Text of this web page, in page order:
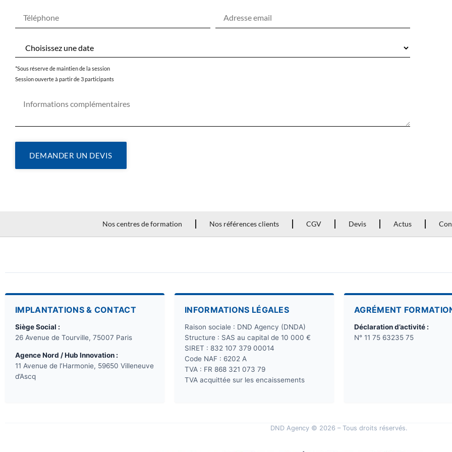
*Sous réserve de maintien de la session
Session ouverte à partir de 3 participants
DEMANDER UN DEVIS
Nos centres de formation Nos références clients CGV Devis Actus
IMPLANTATIONS & CONTACT
Siège Social :
26 Avenue de Tourville, 75007 Paris
Agence Nord / Hub Innovation :
11 Avenue de l’Harmonie, 59650 Villeneuve
d’Ascq
INFORMATIONS LÉGALES
Raison sociale : DND Agency (DNDA)
Structure : SAS au capital de 10 000 €
SIRET : 832 107 379 00014
Code NAF : 6202 A
TVA : FR 868 321 073 79
TVA acquittée sur les encaissements
AGRÉMENT
Déclaration d’activité :
N° 11 75 63235 75
DND Agency © 2026 – Tous droits réservés.